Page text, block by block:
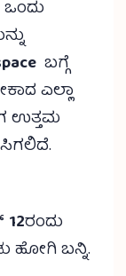
ಬಗ್ಗೆ
ಎಲ್ಲಾ
ಉತ್ತಮ
12ರಂದು
ಹೋಗಿ ಬನ್ನಿ.